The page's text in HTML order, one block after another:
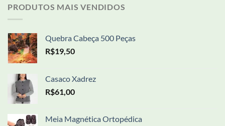
PRODUTOS MAIS VENDIDOS
Quebra Cabeça 500 Peças
R$19,50
Casaco Xadrez
R$61,00
Meia Magnética Ortopédica